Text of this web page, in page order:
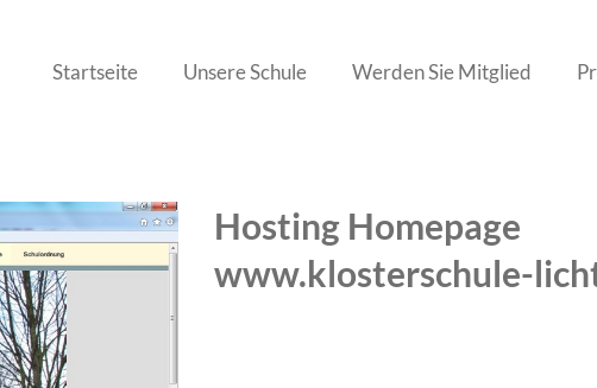
Startseite Unsere Schule Werden Sie Mitglied
Hosting Homepage
www.klosterschule-